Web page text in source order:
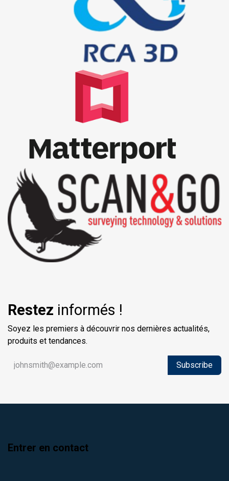
Restez informés !
Soyez les premiers à découvrir nos dernières actualités,
produits et tendances.
Subscribe
Entrer en contact